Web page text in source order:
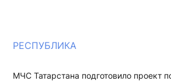
РЕСПУБЛИКА
МЧС Татарстана подготовило проект